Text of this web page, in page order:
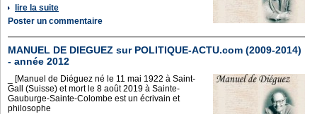
lire la suite
Poster un commentaire
MANUEL DE DIEGUEZ sur POLITIQUE-ACTU.com (2009-2014)
- année 2012
_ [Manuel de Diéguez né le 11 mai 1922 à Saint-
Gall (Suisse) et mort le 8 août 2019 à Sainte-
Gauburge-Sainte-Colombe est un écrivain et
philosophe